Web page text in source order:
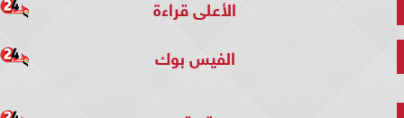
الأعلى قراءة
الفيس بوك